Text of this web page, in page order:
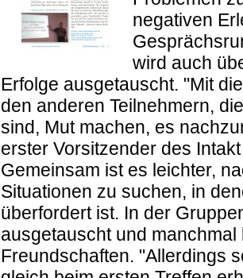
negativen
wird auch
Erfolge ausgetauscht. "Mit
den anderen Teilnehmern,
sind, Mut machen, es
erster Vorsitzender des Intakt
Gemeinsam ist es leichter,
Situationen zu suchen, in
überfordert ist. In der
ausgetauscht und
Freundschaften. "Allerdings